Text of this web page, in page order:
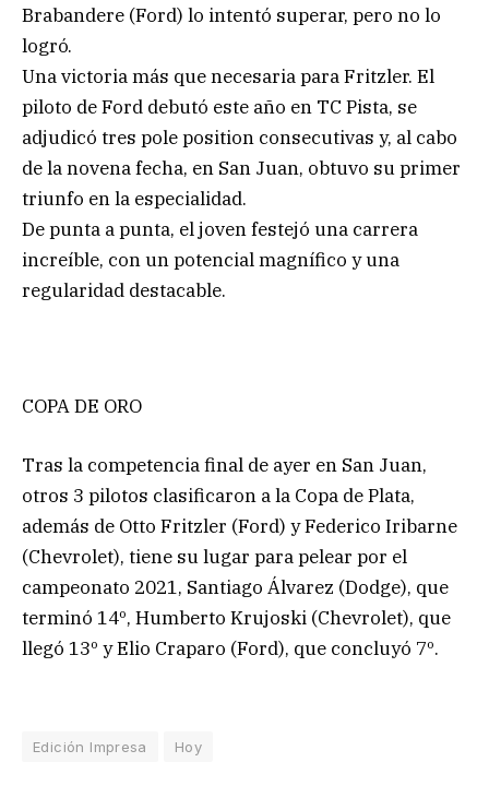
Brabandere (Ford) lo intentó superar, pero no lo
logró.
Una victoria más que necesaria para Fritzler. El
piloto de Ford debutó este año en TC Pista, se
adjudicó tres pole position consecutivas y, al cabo
de la novena fecha, en San Juan, obtuvo su primer
triunfo en la especialidad.
De punta a punta, el joven festejó una carrera
increíble, con un potencial magnífico y una
regularidad destacable.
COPA DE ORO
Tras la competencia final de ayer en San Juan,
otros 3 pilotos clasificaron a la Copa de Plata,
además de Otto Fritzler (Ford) y Federico Iribarne
(Chevrolet), tiene su lugar para pelear por el
campeonato 2021, Santiago Álvarez (Dodge), que
terminó 14º, Humberto Krujoski (Chevrolet), que
llegó 13º y Elio Craparo (Ford), que concluyó 7º.
Edición Impresa Hoy